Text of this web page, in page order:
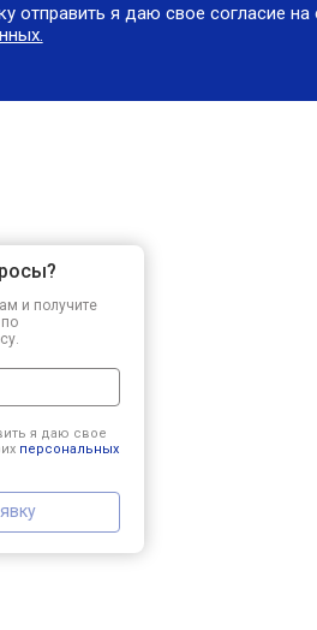
отправить я даю свое согласие на
и получите
я даю свое
персональных